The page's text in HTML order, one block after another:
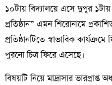
১০টায় বিদ্যালয়ে এসে দুপুর ১টায়
প্রতিষ্ঠান” এমন শিরোনামে
প্রতিষ্ঠানটিতে স্বাভাবিক
পুরনো চিত্র ফিরে এসেছে।
বিষয়টি নিয়ে মাদ্রাসার